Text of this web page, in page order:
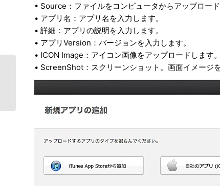
• Source：ファイルをコンピュータからアップロー
• アプリ名：アプリ名を入力します。
• 詳細：アプリの説明を入力します。
• アプリVersion：バージョンを入力します。
• ICON Image：アイコン画像をアップロードします。
• ScreenShot：スクリーンショット。画面イメージ
Android端末のSDカード使用制御